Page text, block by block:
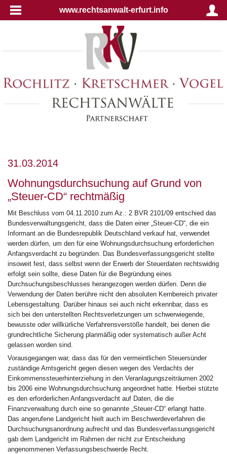
www.rechtsanwalt-erfurt.info
31.03.2014
Wohnungsdurchsuchung auf Grund von
„Steuer-CD“ rechtmäßig
Mit Beschluss vom 04.11.2010 zum Az.: 2 BVR 2101/09 entschied das
Bundesverwaltungsgericht, dass die Daten einer „Steuer-CD“, die ein
Informant an die Bundesrepublik Deutschland verkauf hat, verwendet
werden dürfen, um den für eine Wohnungsdurchsuchung erforderlichen
Anfangsverdacht zu begründen. Das Bundesverfassungsgericht stellte
insoweit fest, dass selbst wenn der Erwerb der Steuerdaten rechtswidrig
erfolgt sein sollte, diese Daten für die Begründung eines
Durchsuchungsbeschlusses herangezogen werden dürfen. Denn die
Verwendung der Daten berühre nicht den absoluten Kernbereich privater
Lebensgestaltung. Darüber hinaus sei auch nicht erkennbar, dass es
sich bei den unterstellten Rechtsverletzungen um schwerwiegende,
bewusste oder willkürliche Verfahrensverstöße handelt, bei denen die
grundrechtliche Sicherung planmäßig oder systematisch außer Acht
gelassen worden sind.
Vorausgegangen war, dass das für den vermeintlichen Steuersünder
zuständige Amtsgericht gegen diesen wegen des Verdachts der
Einkommenssteuerhinterziehung in den Veranlagungszeiträumen 2002
bis 2006 eine Wohnungsdurchsuchung angeordnet hatte. Hierbei stützte
es den erforderlichen Anfangsverdacht auf Daten, die die
Finanzverwaltung durch eine so genannte „Steuer-CD“ erlangt hatte.
Das angerufene Landgericht hielt auch im Beschwerdeverfahren die
Durchsuchungsanordnung aufrecht und das Bundesverfassungsgericht
gab dem Landgericht im Rahmen der nicht zur Entscheidung
angenommenen Verfassungsbeschwerde Recht.